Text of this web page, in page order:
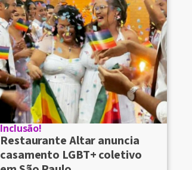
Inclusão!
Restaurante Altar anuncia
casamento LGBT+ coletivo